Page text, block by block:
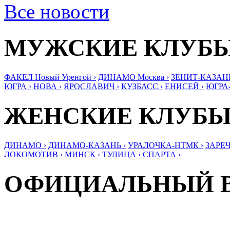
Все новости
МУЖСКИЕ
ФАКЕЛ Новый Уренгой › ДИНАМО Москва › ЗЕНИТ-
ЮГРА › НОВА › ЯРОСЛАВИЧ › КУЗБАСС › ЕНИСЕЙ ›
ЖЕНСКИЕ
ДИНАМО › ДИНАМО-КАЗАНЬ › УРАЛОЧКА-НТМК ›
ЛОКОМОТИВ › МИНСК › ТУЛИЦА › СПАРТА ›
ОФИЦИАЛЬНЫЙ